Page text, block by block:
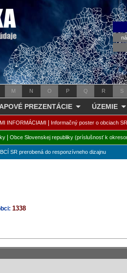
M N O P Q R S
PREZENTÁCIE ÚZEMIE
INFORMÁCIAMI Informačný poster o obciach SR
| Obce Slovenskej republiky (príslušnosť k
SR prerobená do responzívneho dizajnu
1338